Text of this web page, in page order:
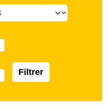
Filtrer